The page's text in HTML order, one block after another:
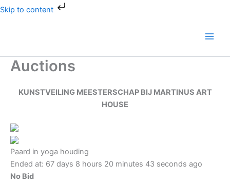
Skip to content
Spring
Auctions
KUNSTVEILING MEESTERSCHAP BIJ MARTINUS ART
HOUSE
Paard in yoga houding
Ended at: 67 days 8 hours 20 minutes 43 seconds ago
No Bid